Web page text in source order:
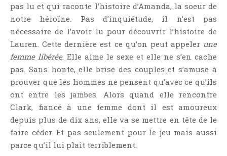
Tag
Thriller
Thriller Psychologique
Throwback Thursday Livresque
Young Adult
pas lu et qui raconte l’histoire d’Amanda, la soeur de
notre héroïne. Pas d’inquiétude, il n’est pas
nécessaire de l’avoir lu pour découvrir l’histoire de
Lauren. Cette dernière est ce qu’on peut appeler une
femme libérée. Elle aime le sexe et elle ne s’en cache
pas. Sans honte, elle brise des couples et s’amuse à
prouver que les hommes ne pensent qu’avec ce qu’ils
ont entre les jambes. Alors quand elle rencontre
Clark, fiancé à une femme dont il est amoureux
depuis plus de dix ans, elle va se mettre en tête de le
faire céder. Et pas seulement pour le jeu mais aussi
parce qu’il lui plaît terriblement.